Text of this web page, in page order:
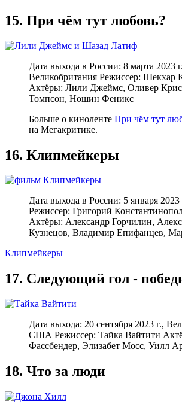
15. При чём тут любовь?
Дата выхода в России: 8 марта 2023
Великобритания Режиссер: Шекхар
Актёры: Лили Джеймс, Оливер
Томпсон, Ношин Феникс
Больше о киноленте При чём тут
на Мегакритике.
16. Клипмейкеры
Дата выхода в России: 5 января 2023
Режиссер: Григорий
Актёры: Александр Горчилин,
Кузнецов, Владимир Епифанцев,
Клипмейкеры
17. Следующий гол -
Дата выхода: 20 сентября 2023 г.,
США Режиссер: Тайка Вайтити
Фассбендер, Элизабет Мосс, Уилл
18. Что за люди